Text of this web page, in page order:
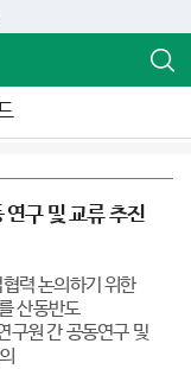
구 및 교류 추진
력 논의하기 위한
산동반도
구원 간 공동연구 및